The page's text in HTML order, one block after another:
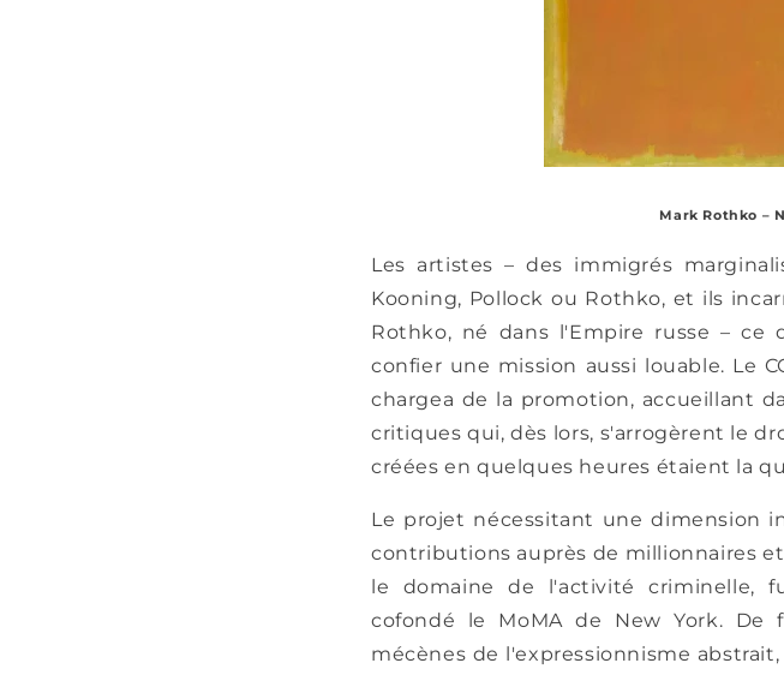
Mark Rothko –
Les artistes – des immigrés
Kooning, Pollock ou Rothko, et ils
Rothko, né dans l'Empire russe –
confier une mission aussi louable. Le
chargea de la promotion, accueillant
critiques qui, dès lors, s'arrogèrent le
créées en quelques heures étaient la
Le projet nécessitant une dimension
contributions auprès de millionnaires
le domaine de l'activité criminelle,
cofondé le MoMA de New York. De
mécènes de l'expressionnisme